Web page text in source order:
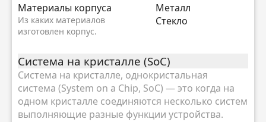
Материалы корпуса
Из каких материалов
изготовлен корпус.
Металл
Стекло
Система на кристалле (SoC)
Система на кристалле, однокристальная
система (System on a Chip, SoC) — это когда на
одном кристалле соединяются несколько систем
выполняющие разные функции устройства.